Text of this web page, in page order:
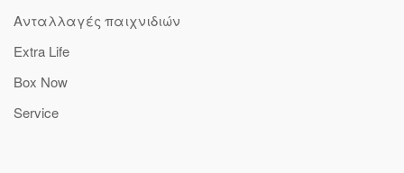
Ανταλλαγές παιχνιδιών
Extra Life
Box Now
Service